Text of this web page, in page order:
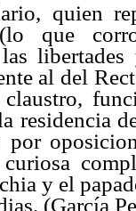
quien
que
al del
residencia
y el
(García